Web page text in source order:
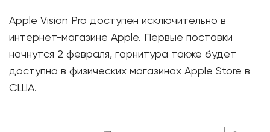
Apple Vision Pro доступен исключительно в
интернет-магазине Apple. Первые поставки
начнутся 2 февраля, гарнитура также будет
доступна в физических магазинах Apple Store в
США.